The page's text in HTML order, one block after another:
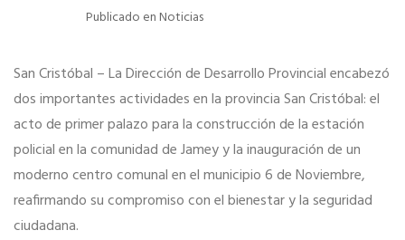
Publicado enNoticias
San Cristóbal – La Dirección de Desarrollo Provincial encabezó
dos importantes actividades en la provincia San Cristóbal: el
acto de primer palazo para la construcción de la estación
policial en la comunidad de Jamey y la inauguración de un
moderno centro comunal en el municipio 6 de Noviembre,
reafirmando su compromiso con el bienestar y la seguridad
ciudadana.